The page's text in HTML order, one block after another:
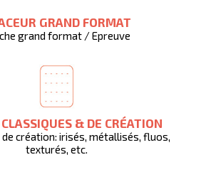
GRAND FORMAT
grand format / Epreuve
& DE CRÉATION
de création: irisés, métallisés, fluos,
texturés, etc.